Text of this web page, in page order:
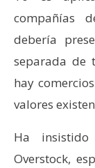
e
m
a
s
e
c
compañías
debería
separada de
hay
valores
Ha
Overstock,